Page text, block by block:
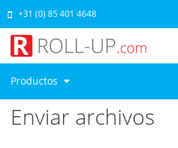
Productos
+31 (0) 85 401 4648
Enviar archivos